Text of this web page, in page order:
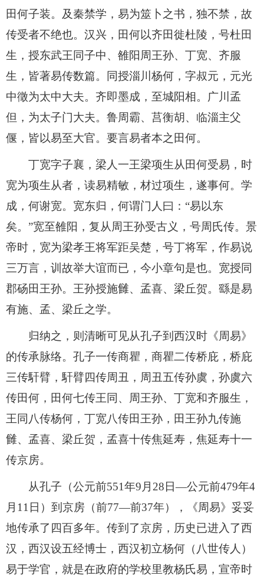
田何子装。及秦禁学，易为筮卜之书，独不禁，故
传受者不绝也。汉兴，田何以齐田徙杜陵，号杜田
生，授东武王同子中、雒阳周王孙、丁宽、齐服
生，皆著易传数篇。同授淄川杨何，字叔元，元光
中徵为太中大夫。齐即墨成，至城阳相。广川孟
但，为太子门大夫。鲁周霸、莒衡胡、临淄主父
偃，皆以易至大官。要言易者本之田何。
丁宽字子襄，梁人一王梁项生从田何受易，时
宽为项生从者，读易精敏，材过项生，遂事何。学
成，何谢宽。宽东归，何谓门人曰：“易以东
矣。”宽至雒阳，复从周王孙受古义，号周氏传。景
帝时，宽为梁孝王将军距吴楚，号丁将军，作易说
三万言，训故举大谊而已，今小章句是也。宽授同
郡砀田王孙。王孙授施雠、孟喜、梁丘贺。繇是易
有施、孟、梁丘之学。
归纳之，则清晰可见从孔子到西汉时《周易》
的传承脉络。孔子一传商瞿，商瞿二传桥庇，桥庇
三传馯臂，馯臂四传周丑，周丑五传孙虞，孙虞六
传田何，田何七传王同、周王孙、丁宽和齐服生，
王同八传杨何，丁宽八传田王孙，田王孙九传施
雠、孟喜、梁丘贺，孟喜十传焦延寿，焦延寿十一
传京房。
从孔子（公元前551年9月28日―公元前479年4
月11日）到京房（前77—前37年），《周易》妥妥
地传承了四百多年。传到了京房，历史已进入了西
汉，西汉设五经博士，西汉初立杨何（八世传人）
易于学官，就是在政府的学校里教杨氏易，宣帝时